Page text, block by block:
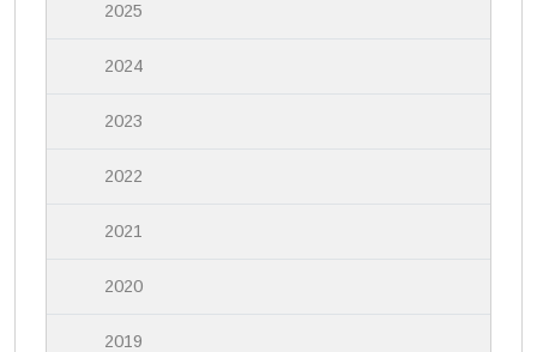
2025
2024
2023
2022
2021
2020
2019